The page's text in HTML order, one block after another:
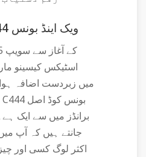
C444 ویک اینڈ بونس
اسٹیکس کیسینو
میں زبردست اضافہ
برانڈز میں سے ایک
جانتے ہیں کہ آپ
اکثر لوگ کسی اور